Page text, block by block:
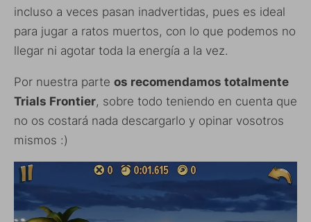
incluso a veces pasan inadvertidas, pues es ideal
para jugar a ratos muertos, con lo que podemos no
llegar ni agotar toda la energía a la vez.
Por nuestra parte os recomendamos totalmente
Trials Frontier, sobre todo teniendo en cuenta que
no os costará nada descargarlo y opinar vosotros
mismos :)